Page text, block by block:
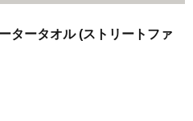
タータオル (ストリートファ